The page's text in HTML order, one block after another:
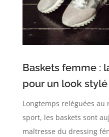
Baskets femme :
pour un look
Longtemps reléguées au
sport, les baskets sont
maîtresse du dressing